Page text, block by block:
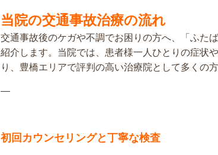
当院の交通事故治療の流れ
交通事故後のケガや不調でお困りの方へ、「ふた
紹介します。当院では、患者様一人ひとりの症状
り、豊橋エリアで評判の高い治療院として多くの
—
初回カウンセリングと丁寧な検査